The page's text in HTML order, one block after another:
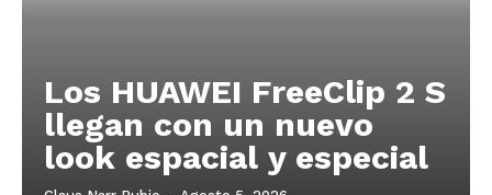
Los HUAWEI FreeClip 2 S
llegan con un nuevo
look espacial y especial